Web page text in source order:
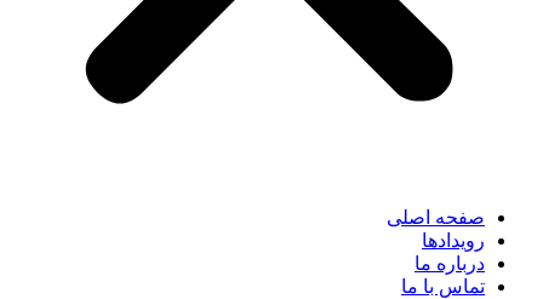
صفحه اصلی
رویدادها
درباره ما
تماس با ما